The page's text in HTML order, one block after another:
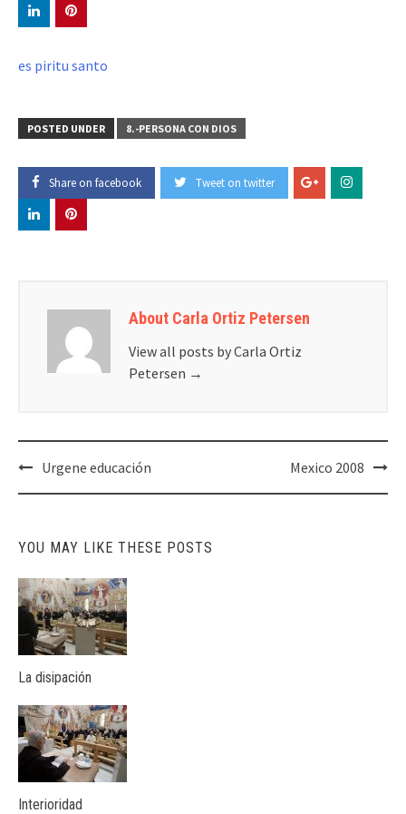
es piritu santo
POSTED UNDER 8.-PERSONA CON DIOS
Share on facebook Tweet on twitter
About Carla Ortiz Petersen
View all posts by Carla Ortiz
Petersen →
Post
navigation
Urgene educación Mexico 2008
YOU MAY LIKE THESE POSTS
La disipación
Interioridad